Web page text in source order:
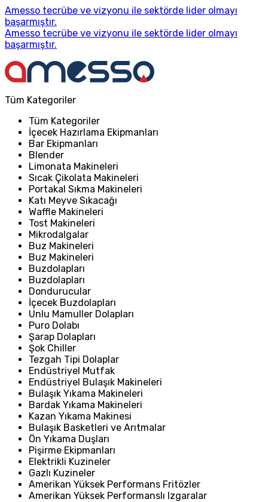
Amesso tecrübe ve vizyonu ile sektörde lider olmayı
başarmıştır.
Amesso tecrübe ve vizyonu ile sektörde lider olmayı
başarmıştır.
Tüm Kategoriler
Tüm Kategoriler
İçecek Hazırlama Ekipmanları
Bar Ekipmanları
Blender
Limonata Makineleri
Sıcak Çikolata Makineleri
Portakal Sıkma Makineleri
Katı Meyve Sıkacağı
Waffle Makineleri
Tost Makineleri
Mikrodalgalar
Buz Makineleri
Buz Makineleri
Buzdolapları
Buzdolapları
Dondurucular
İçecek Buzdolapları
Unlu Mamuller Dolapları
Puro Dolabı
Şarap Dolapları
Şok Chiller
Tezgah Tipi Dolaplar
Endüstriyel Mutfak
Endüstriyel Bulaşık Makineleri
Bulaşık Yıkama Makineleri
Bardak Yıkama Makineleri
Kazan Yıkama Makinesi
Bulaşık Basketleri ve Arıtmalar
Ön Yıkama Duşları
Pişirme Ekipmanları
Elektrikli Kuzineler
Gazlı Kuzineler
Amerikan Yüksek Performans Fritözler
Amerikan Yüksek Performanslı Izgaralar